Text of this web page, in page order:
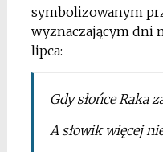
symbolizowanym
wyznaczającym dni
lipca:
Gdy słońce Raka
A słowik więcej